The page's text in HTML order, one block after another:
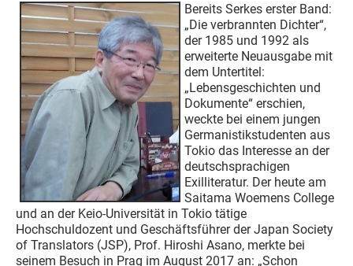
Bereits Serkes erster Band:
„Die verbrannten Dichter“,
der 1985 und 1992 als
erweiterte Neuausgabe mit
dem Untertitel:
„Lebensgeschichten und
Dokumente“ erschien,
weckte bei einem jungen
Germanistikstudenten aus
Tokio das Interesse an der
deutschsprachigen
Exilliteratur. Der heute am
Saitama Woemens College
und an der Keio-Universität in Tokio tätige
Hochschuldozent und Geschäftsführer der Japan Society
of Translators (JSP), Prof. Hiroshi Asano, merkte bei
seinem Besuch in Prag im August 2017 an: „Schon